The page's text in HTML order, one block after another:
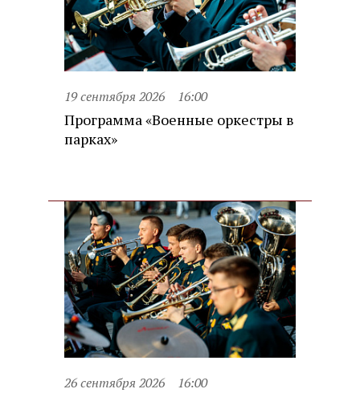
19 сентября 2026 16:00
Программа «Военные оркестры в
парках»
26 сентября 2026 16:00